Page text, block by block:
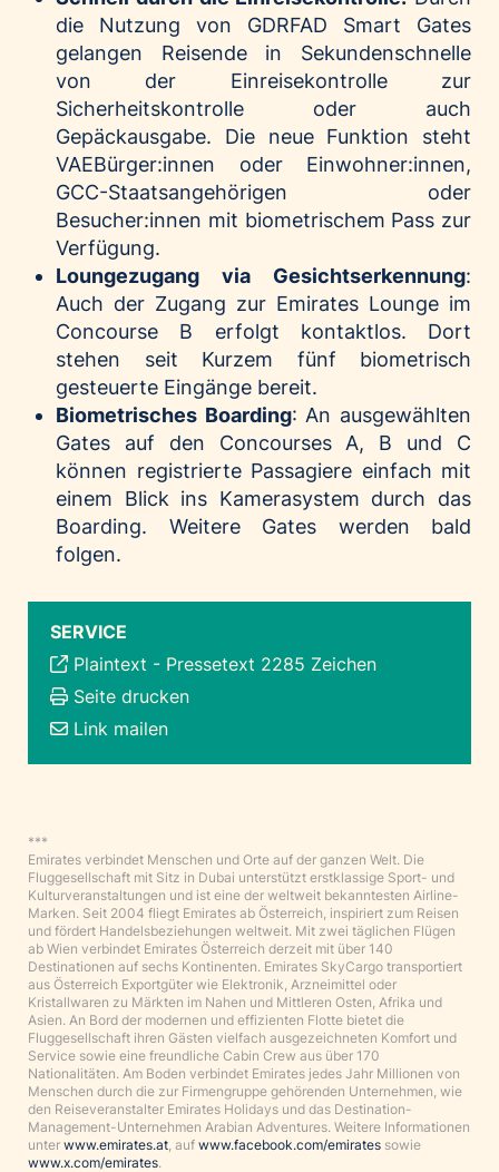
die Nutzung von GDRFAD Smart Gates
gelangen Reisende in Sekundenschnelle
von der Einreisekontrolle zur
Sicherheitskontrolle oder auch
Gepäckausgabe. Die neue Funktion steht
VAEBürger:innen oder Einwohner:innen,
GCC-Staatsangehörigen oder
Besucher:innen mit biometrischem Pass zur
Verfügung.
Loungezugang via Gesichtserkennung:
Auch der Zugang zur Emirates Lounge im
Concourse B erfolgt kontaktlos. Dort
stehen seit Kurzem fünf biometrisch
gesteuerte Eingänge bereit.
Biometrisches Boarding: An ausgewählten
Gates auf den Concourses A, B und C
können registrierte Passagiere einfach mit
einem Blick ins Kamerasystem durch das
Boarding. Weitere Gates werden bald
folgen.
SERVICE
Plaintext - Pressetext 2285 Zeichen
Seite drucken
Link mailen
***
Emirates verbindet Menschen und Orte auf der ganzen Welt. Die
Fluggesellschaft mit Sitz in Dubai unterstützt erstklassige Sport- und
Kulturveranstaltungen und ist eine der weltweit bekanntesten Airline-
Marken. Seit 2004 fliegt Emirates ab Österreich, inspiriert zum Reisen
und fördert Handelsbeziehungen weltweit. Mit zwei täglichen Flügen
ab Wien verbindet Emirates Österreich derzeit mit über 140
Destinationen auf sechs Kontinenten. Emirates SkyCargo transportiert
aus Österreich Exportgüter wie Elektronik, Arzneimittel oder
Kristallwaren zu Märkten im Nahen und Mittleren Osten, Afrika und
Asien. An Bord der modernen und effizienten Flotte bietet die
Fluggesellschaft ihren Gästen vielfach ausgezeichneten Komfort und
Service sowie eine freundliche Cabin Crew aus über 170
Nationalitäten. Am Boden verbindet Emirates jedes Jahr Millionen von
Menschen durch die zur Firmengruppe gehörenden Unternehmen, wie
den Reiseveranstalter Emirates Holidays und das Destination-
Management-Unternehmen Arabian Adventures. Weitere Informationen
unter www.emirates.at , auf www.facebook.com/emirates sowie
www.x.com/emirates.